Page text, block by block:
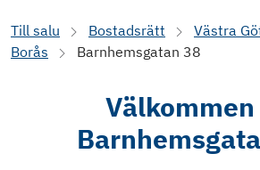
Till salu Bostadsrätt
Västra
Borås
Barnhemsgatan 38